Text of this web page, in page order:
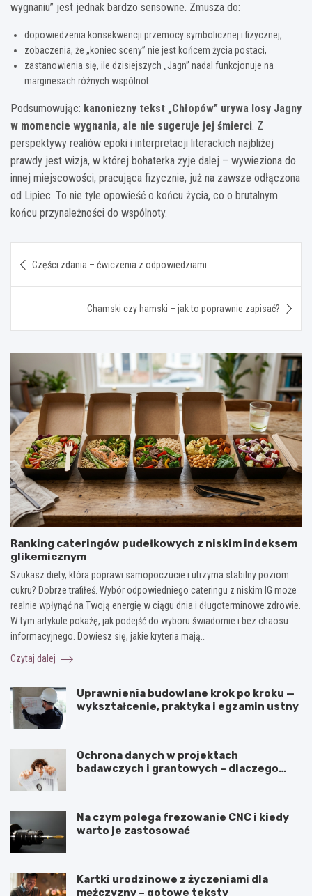
wygnaniu” jest jednak bardzo sensowne. Zmusza do:
dopowiedzenia konsekwencji przemocy symbolicznej i fizycznej,
zobaczenia, że „koniec sceny” nie jest końcem życia postaci,
zastanowienia się, ile dzisiejszych „Jagn” nadal funkcjonuje na
marginesach różnych wspólnot.
Podsumowując: kanoniczny tekst „Chłopów” urywa losy Jagny
w momencie wygnania, ale nie sugeruje jej śmierci. Z
perspektywy realiów epoki i interpretacji literackich najbliżej
prawdy jest wizja, w której bohaterka żyje dalej – wywieziona do
innej miejscowości, pracująca fizycznie, już na zawsze odłączona
od Lipiec. To nie tyle opowieść o końcu życia, co o brutalnym
końcu przynależności do wspólnoty.
wpisu
Części zdania – ćwiczenia z odpowiedziami
Chamski czy hamski – jak to poprawnie zapisać?
Ranking cateringów pudełkowych z niskim indeksem
glikemicznym
Szukasz diety, która poprawi samopoczucie i utrzyma stabilny poziom
cukru? Dobrze trafiłeś. Wybór odpowiedniego cateringu z niskim IG może
realnie wpłynąć na Twoją energię w ciągu dnia i długoterminowe zdrowie.
W tym artykule pokażę, jak podejść do wyboru świadomie i bez chaosu
informacyjnego. Dowiesz się, jakie kryteria mają…
Czytaj dalej
Uprawnienia budowlane krok po kroku —
wykształcenie, praktyka i egzamin ustny
Ochrona danych w projektach
badawczych i grantowych – dlaczego
Na czym polega frezowanie CNC i kiedy
warto je zastosować
Kartki urodzinowe z życzeniami dla
mężczyzny – gotowe teksty